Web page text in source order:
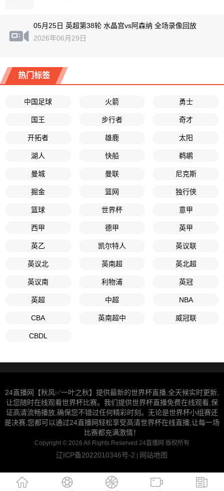
05月25日 英超第38轮 水晶宫vs阿森纳 全场录像回放
2026年06月29日
热门标签
中国足球 火箭 勇士
国王 步行者 奇才
开拓者 雄鹿 太阳
湖人 快船 鹈鹕
曼城 曼联 尼克斯
掘金 篮网 独行侠
篮球 世界杯 意甲
西甲 德甲 英甲
英乙 凯尔特人 英议联
英议北 英南超 英北超
英议南 利物浦 英冠
英超 中超 NBA
CBA 英南超中 威冠联
CBDL
24直播网【秋风✅一叶之秋】提供最新的世界杯直播,全天候实时更新,
让您随时在线观看世界杯比赛。我们提供世界杯直播免费在线观看,保
证高清流畅播放,确保您不错过任何精彩时刻。无论是世界杯小组赛还
是决赛,您都可以通过24直播网轻松享受高清世界杯在线直播,让每一场
比赛都充满激情！
Copyright © 2026 All Rights Reserved 24直播网 版权所有
辽ICP备2022010346号-2 | 网站地图